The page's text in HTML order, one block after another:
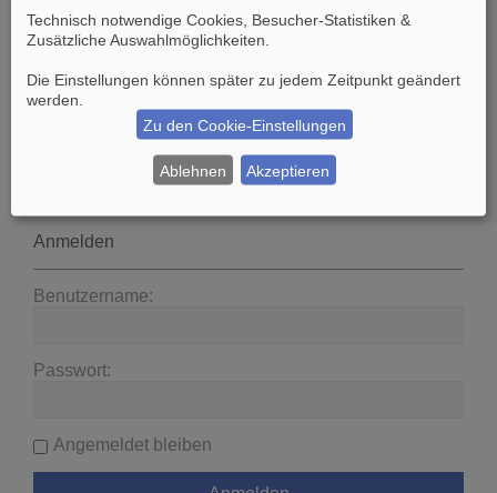
Gehe zu
Suche
Anmelden
Benutzername:
Passwort:
Angemeldet bleiben
Technisch notwendige Cookies, Besucher-Statistiken &
Zusätzliche Auswahlmöglichkeiten
Die Einstellungen können später zu jedem Zeitpunkt geändert
werden.
Zu den Cookie-Einstellungen
Ablehnen Akzeptieren